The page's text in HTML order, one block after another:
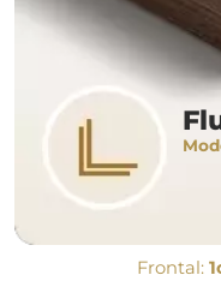
Frontal: